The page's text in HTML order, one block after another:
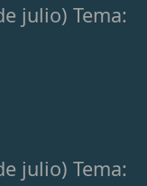
julio) Tema:
julio) Tema: